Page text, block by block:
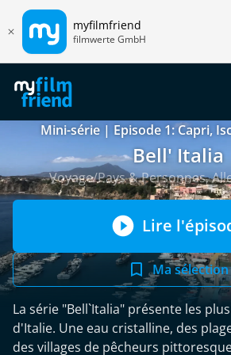
myfilmfriend
filmwerte GmbH
Mini-série | Episode 1: Capri,
Bell' Italia
Voyage/Pays & Personnes,
Lire
Ma sélection
La série "Bell`Italia" présente les
d'Italie. Une eau cristalline, des
des villages de pêcheurs